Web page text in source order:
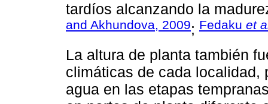
tardíos alcanzando la
and Akhundova, 2009; Fedaku et
La altura de planta también
climáticas de cada localidad,
agua en las etapas